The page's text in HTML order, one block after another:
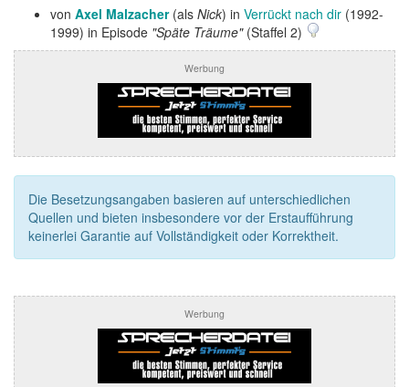
von Axel Malzacher(als Nick) in Verrückt nach dir (1992-
1999) in Episode "Späte Träume"(Staffel 2)
Werbung
Die Besetzungsangaben basieren auf unterschiedlichen
Quellen und bieten insbesondere vor der Erstaufführung
keinerlei Garantie auf Vollständigkeit oder Korrektheit.
Werbung